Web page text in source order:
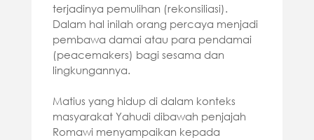
terjadinya pemulihan (rekonsiliasi).
Dalam hal inilah orang percaya menjadi
pembawa damai atau para pendamai
(peacemakers) bagi sesama dan
lingkungannya.
Matius yang hidup di dalam konteks
masyarakat Yahudi dibawah penjajah
Romawi menyampaikan kepada